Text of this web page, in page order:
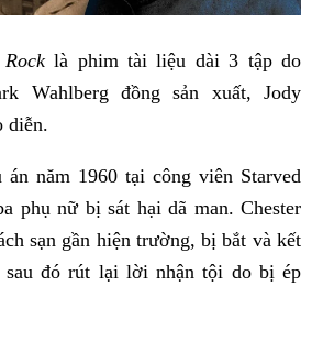
là phim tài liệu dài 3 tập do
Wahlberg đồng sản xuất, Jody
diễn.
năm 1960 tại công viên Starved
phụ nữ bị sát hại dã man. Chester
sạn gần hiện trường, bị bắt và kết
sau đó rút lại lời nhận tội do bị ép